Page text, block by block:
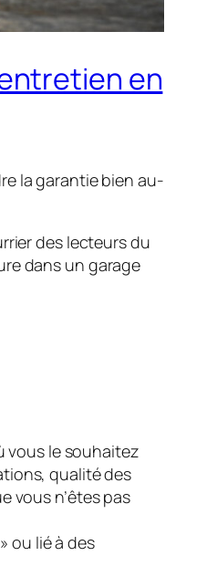
en
la garantie bien au-
des lecteurs du
dans un garage
vous le souhaitez
qualité des
vous n’êtes pas
ou lié à des